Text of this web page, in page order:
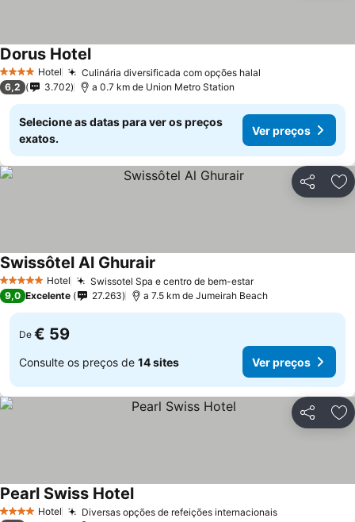
4 EstrelasHotel Culinária diversificada com opções halal
Dorus Hotel
6,2 3.702 a 0.7 km de Union Metro Station
Selecione as datas para ver os preços
exatos.
Ver preços
Partilhar
5 Estrelas Hotel Swissotel Spa e centro de bem-estar
Swissôtel Al Ghurair
9,0 Excelente 27.263 a 7.5 km de Jumeirah Beach
De € 59
Consulte os preços de 14 sites Ver preços
Partilhar
4 EstrelasHotel Diversas opções de refeições internacionais
Pearl Swiss Hotel